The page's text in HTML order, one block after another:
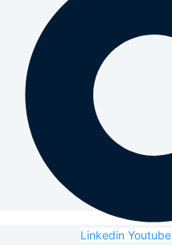
Linkedin Youtube